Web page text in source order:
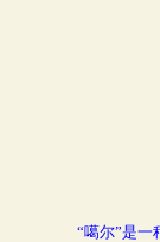
“噶尔”是一